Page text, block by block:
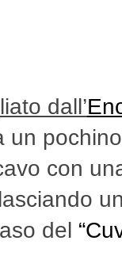
dall’
un
con
del